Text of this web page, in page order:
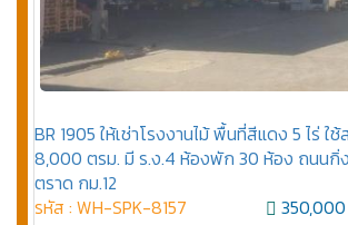
BR 1905 ให้เช่าโรงงานไม้ พื้นที่สีแดง 5 ไร่ ใ
8,000 ตรม. มี ร.ง.4 ห้องพัก 30 ห้อง ถนนกิ่
ตราด กม.12
รหัส : WH-SPK-8157
350,000